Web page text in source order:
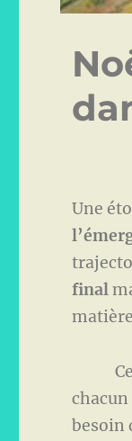
Une
final
Ces
besoin